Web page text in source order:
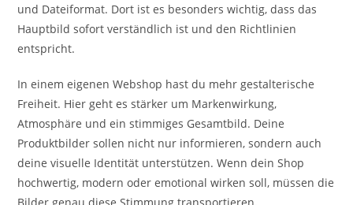
und Dateiformat. Dort ist es besonders wichtig, dass das
Hauptbild sofort verständlich ist und den Richtlinien
entspricht.
In einem eigenen Webshop hast du mehr gestalterische
Freiheit. Hier geht es stärker um Markenwirkung,
Atmosphäre und ein stimmiges Gesamtbild. Deine
Produktbilder sollen nicht nur informieren, sondern auch
deine visuelle Identität unterstützen. Wenn dein Shop
hochwertig, modern oder emotional wirken soll, müssen die
Bilder genau diese Stimmung transportieren.